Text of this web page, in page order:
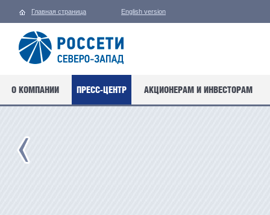
Главная страница English version
О КОМПАНИИ ПРЕСС-ЦЕНТР АКЦИОНЕРАМ И ИНВЕСТОРАМ